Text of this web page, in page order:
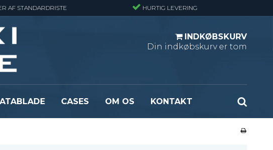
AF STANDARDRISTE HURTIG LEVERING
INDKØBSKURV
Din indkøbskurv er tom
CASES OM OS KONTAKT